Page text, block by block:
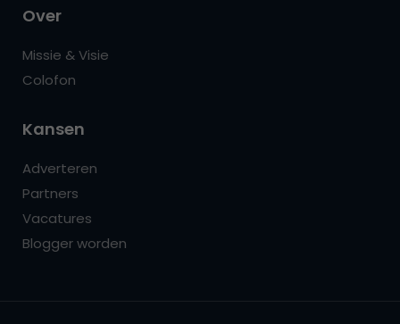
Over
Missie & Visie
Colofon
Kansen
Adverteren
Partners
Vacatures
Blogger worden